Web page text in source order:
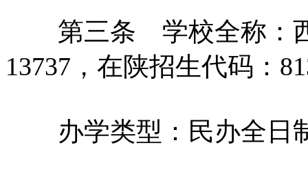
第三条 学校全称：西
13737，在陕招生代码：
办学类型：民办全日